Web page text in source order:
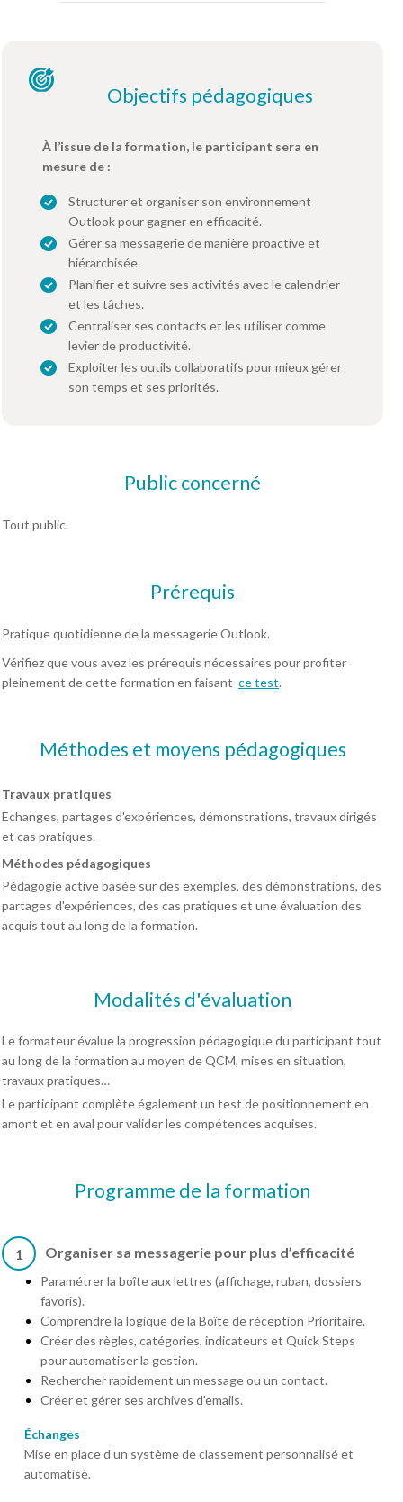
Objectifs pédagogiques
À l’issue de la formation, le participant sera en
mesure de :
Structurer et organiser son environnement
Outlook pour gagner en efficacité.
Gérer sa messagerie de manière proactive et
hiérarchisée.
Planifier et suivre ses activités avec le calendrier
et les tâches.
Centraliser ses contacts et les utiliser comme
levier de productivité.
Exploiter les outils collaboratifs pour mieux gérer
son temps et ses priorités.
Public concerné
Tout public.
Prérequis
Pratique quotidienne de la messagerie Outlook.
Vérifiez que vous avez les prérequis nécessaires pour profiter
pleinement de cette formation en faisant ce test.
Méthodes et moyens pédagogiques
Travaux pratiques
Echanges, partages d'expériences, démonstrations, travaux dirigés
et cas pratiques.
Méthodes pédagogiques
Pédagogie active basée sur des exemples, des démonstrations, des
partages d'expériences, des cas pratiques et une évaluation des
acquis tout au long de la formation.
Modalités d'évaluation
Le formateur évalue la progression pédagogique du participant tout
au long de la formation au moyen de QCM, mises en situation,
travaux pratiques…
Le participant complète également un test de positionnement en
amont et en aval pour valider les compétences acquises.
Programme de la formation
1 Organiser sa messagerie pour plus d’efficacité
Paramétrer la boîte aux lettres (affichage, ruban, dossiers
favoris).
Comprendre la logique de la Boîte de réception Prioritaire.
Créer des règles, catégories, indicateurs et Quick Steps
pour automatiser la gestion.
Rechercher rapidement un message ou un contact.
Créer et gérer ses archives d'emails.
Échanges
Mise en place d’un système de classement personnalisé et
automatisé.